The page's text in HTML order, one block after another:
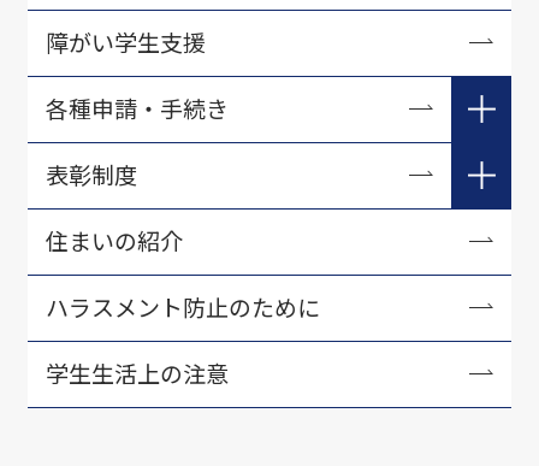
障がい学生支援
各種申請・手続き
学生生活各種手続き
証明書について
アルバイト紹介
学生生活に役立つ刊行物・資料
各種相談・支援窓口
表彰制度
学長表彰
資格取得表彰
住まいの紹介
ハラスメント防止のために
学生生活上の注意